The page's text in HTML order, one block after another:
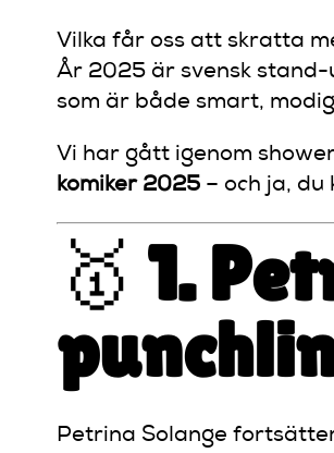
Vilka får oss att skratta
År 2025 är svensk
som är både smart,
Vi har gått igenom
komiker 2025– och ja, du
🥇 1.
Petrina Solange